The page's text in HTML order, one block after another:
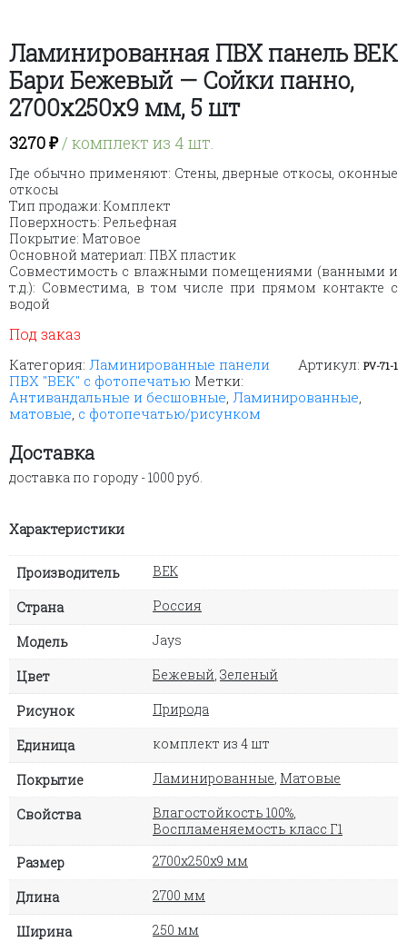
Ламинированная ПВХ панель ВЕК
Бари Бежевый — Сойки панно,
2700х250х9 мм, 5 шт
3270₽/ комплект из 4 шт.
Где обычно применяют: Стены, дверные откосы, оконные
откосы
Тип продажи: Комплект
Поверхность: Рельефная
Покрытие: Матовое
Основной материал: ПВХ пластик
Совместимость с влажными помещениями (ванными и
т.д.): Совместима, в том числе при прямом контакте с
водой
Под заказ
Артикул: PV-71-1
Категория: Ламинированные панели
ПВХ "ВЕК" с фотопечатью Метки:
Антивандальные и бесшовные Ламинированные
матовые с фотопечатью/рисунком
Доставка
доставка по городу - 1000 руб.
Характеристики
Производитель ВЕК
Страна Россия
Модель Jays
Цвет Бежевый Зеленый
Рисунок Природа
Единица комплект из 4 шт
Покрытие Ламинированные Матовые
Свойства Влагостойкость 100%
Воспламеняемость класс Г1
Размер
2700х250х9 мм
Длина 2700 мм
Ширина 250 мм